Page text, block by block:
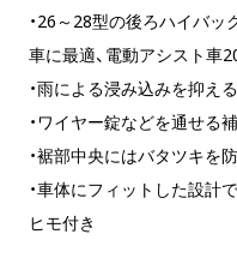
・26～28型の後ろハイバ
車に最適、電動アシスト車
・雨による浸み込みを抑え
・ワイヤー錠などを通せる
・裾部中央にはバタツキを
・車体にフィットした設計
ヒモ付き